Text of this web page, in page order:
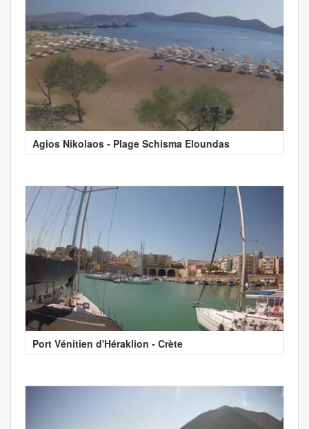
Agios Nikolaos - Plage Schisma Eloundas
Port Vénitien d'Héraklion - Crète